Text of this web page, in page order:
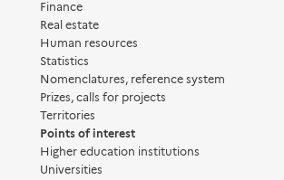
Finance
Real estate
Human resources
Statistics
Nomenclatures, reference system
Prizes, calls for projects
Territories
Points of interest
Higher education institutions
Universities